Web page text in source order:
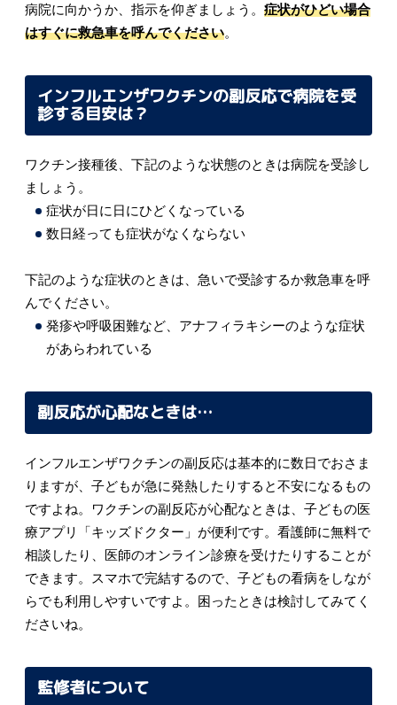
病院に向かうか、指示を仰ぎましょう。 症状がひどい場合
はすぐに救急車を呼んでください。
インフルエンザワクチンの副反応で病院を受
診する目安は？
ワクチン接種後、下記のような状態のときは病院を受診し
ましょう。
症状が日に日にひどくなっている
数日経っても症状がなくならない
下記のような症状のときは、急いで受診するか救急車を呼
んでください。
発疹や呼吸困難など、アナフィラキシーのような症状
があらわれている
副反応が心配なときは…
インフルエンザワクチンの副反応は基本的に数日でおさま
りますが、子どもが急に発熱したりすると不安になるもの
ですよね。ワクチンの副反応が心配なときは、子どもの医
療アプリ「キッズドクター」が便利です。看護師に無料で
相談したり、医師のオンライン診療を受けたりすることが
できます。スマホで完結するので、子どもの看病をしなが
らでも利用しやすいですよ。困ったときは検討してみてく
ださいね。
監修者について